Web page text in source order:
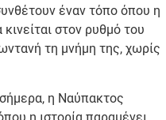
έναν τόπο όπου η
στον ρυθμό του
τη μνήμη της, χωρίς
η Ναύπακτος
η ιστορία παραμένει